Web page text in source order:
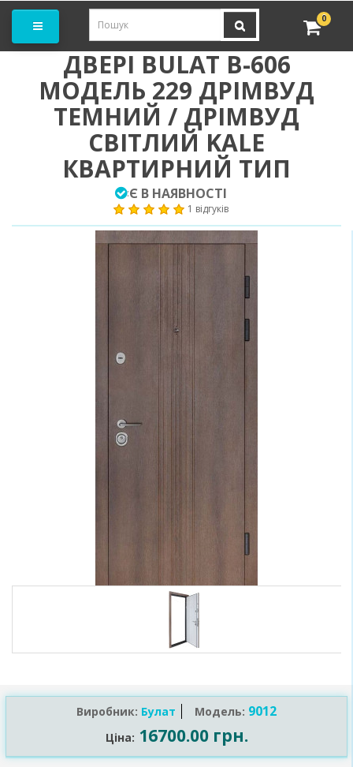
0
ДВЕРІ BULAT B-606
МОДЕЛЬ 229 ДРІМВУД
ТЕМНИЙ / ДРІМВУД
СВІТЛИЙ KALE
КВАРТИРНИЙ ТИП
:Є В НАЯВНОСТІ
1 відгуків
Виробник: Булат Модель: 9012
Ціна: 16700.00 грн.